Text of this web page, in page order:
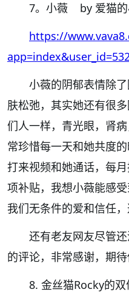
7。小薇 by 爱猫的
https://
小薇的阴郁表情除
肤松弛，其实她还有很
们人一样，青光眼，肾
常珍惜每一天和她共度
打来视频和她通话，每
项补贴，我想小薇能感
我们无条件的爱和信任
还有老友网友尽管
的评论，非常感谢，期
8. 金丝猫Rocky的